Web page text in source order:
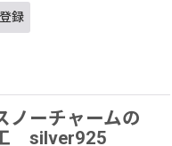
録
ノーチャームの
silver925